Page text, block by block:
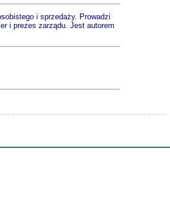
i sprzedaży. Prowadzi
i prezes zarządu. Jest autorem